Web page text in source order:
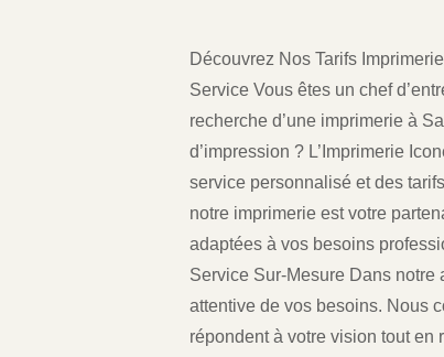
Découvrez Nos Tarifs
Service Vous êtes un chef
recherche d’une imprimerie à
d’impression ? L’Imprimerie
service personnalisé et des
notre imprimerie est votre
adaptées à vos besoins
Service Sur-Mesure Dans
attentive de vos besoins. Nous
répondent à votre vision tout en